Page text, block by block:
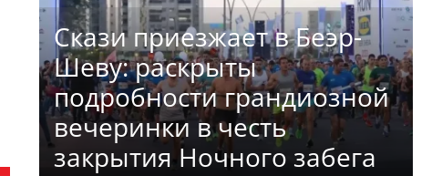
Скази приезжает в Беэр-
Шеву: раскрыты
подробности грандиозной
вечеринки в честь
закрытия Ночного забега